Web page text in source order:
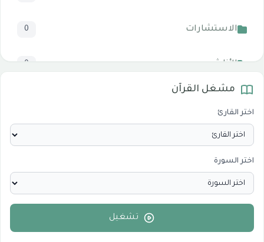
الاستشارات 0
الأناشيد 0
الدروس والخطب
الأقسام التقنية للكمبيوتر والنترنت 0
مشغل القرآن
اختر القارئ
اختر السورة
تشغيل